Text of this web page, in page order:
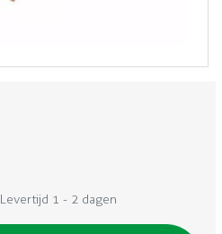
Levertijd 1 - 2 dagen